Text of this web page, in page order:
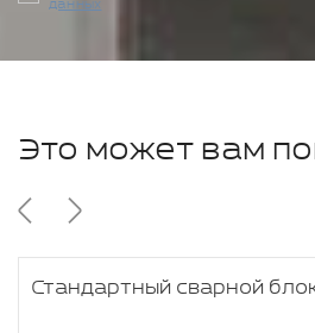
данных
Это может вам
Стандартный сварной